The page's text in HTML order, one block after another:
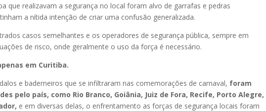
que realizavam a segurança no local foram alvo de garrafas e pedras
a nítida intenção de criar uma confusão generalizada.
casos semelhantes e os operadores de segurança pública, sempre em
de risco, onde geralmente o uso da força é necessário.
em Curitiba.
e baderneiros que se infiltraram nas comemorações de carnaval, foram
pelo país, como Rio Branco, Goiânia, Juiz de Fora, Recife, Porto Alegre,
e em diversas delas, o enfrentamento as forças de segurança locais foram